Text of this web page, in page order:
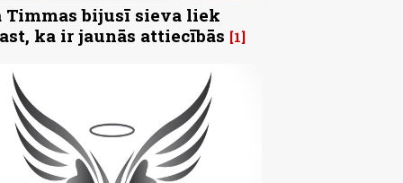
Timmas bijusī sieva liek
ka ir jaunās attiecībās 1